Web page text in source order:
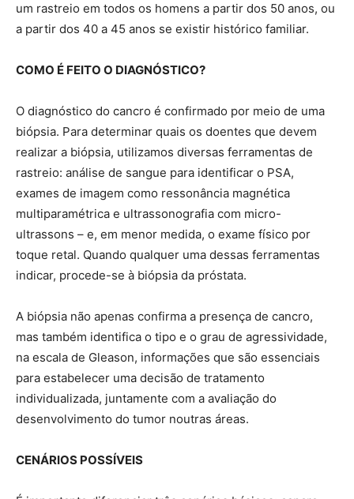
um rastreio em todos os homens a partir dos 50 anos, ou
a partir dos 40 a 45 anos se existir histórico familiar.
COMO É FEITO O DIAGNÓSTICO?
O diagnóstico do cancro é confirmado por meio de uma
biópsia. Para determinar quais os doentes que devem
realizar a biópsia, utilizamos diversas ferramentas de
rastreio: análise de sangue para identificar o PSA,
exames de imagem como ressonância magnética
multiparamétrica e ultrassonografia com micro-
ultrassons – e, em menor medida, o exame físico por
toque retal. Quando qualquer uma dessas ferramentas
indicar, procede-se à biópsia da próstata.
A biópsia não apenas confirma a presença de cancro,
mas também identifica o tipo e o grau de agressividade,
na escala de Gleason, informações que são essenciais
para estabelecer uma decisão de tratamento
individualizada, juntamente com a avaliação do
desenvolvimento do tumor noutras áreas.
CENÁRIOS POSSÍVEIS